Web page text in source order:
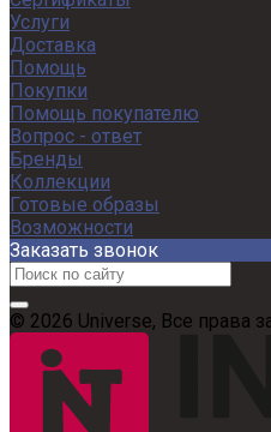
Услуги
Доставка
Помощь
Покупки
Помощь покупателю
Вопрос - ответ
Бренды
Коллекции
Готовые образы
Возможности
Заказать звонок
© 2026 Universe, Все права